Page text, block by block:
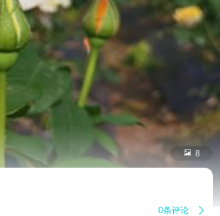
 8
0条评论 